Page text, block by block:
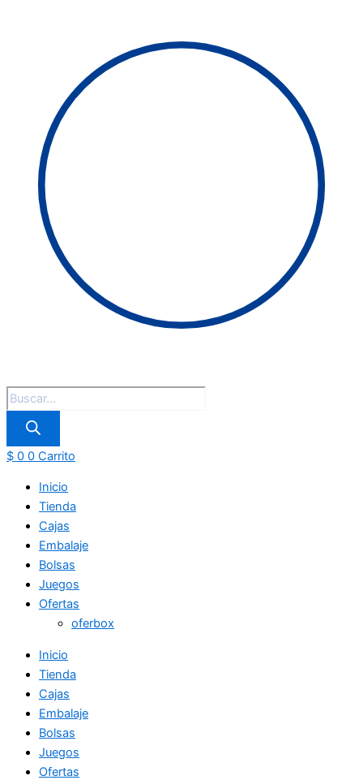
$ 0 0 Carrito
Inicio
Tienda
Cajas
Embalaje
Bolsas
Juegos
Ofertas
oferbox
Inicio
Tienda
Cajas
Embalaje
Bolsas
Juegos
Ofertas